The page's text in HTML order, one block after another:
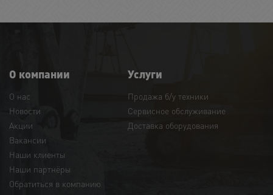
О компании
О нас
Новости
Акции
Вакансии
Наши клиенты
Наши партнёры
Обратиться в компанию
Услуги
Продажа б/у техники
Сервисное обслуживание
Доставка оборудования